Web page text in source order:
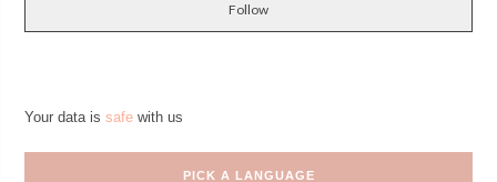
Follow
Your data is safewith us
PICK A LANGUAGE